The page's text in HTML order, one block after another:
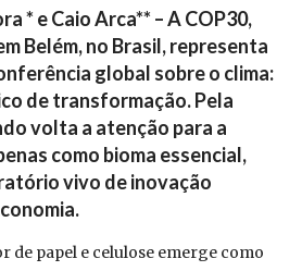
* e Caio Arca** – A COP30,
Belém, no Brasil, representa
global sobre o clima:
de transformação. Pela
volta a atenção para a
como bioma essencial,
vivo de inovação
de papel e celulose emerge como